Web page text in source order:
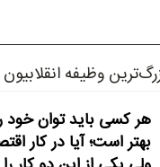
وظیفه انقلابیون
هر کسی باید توان خود
بهتر است؛ آیا در کار